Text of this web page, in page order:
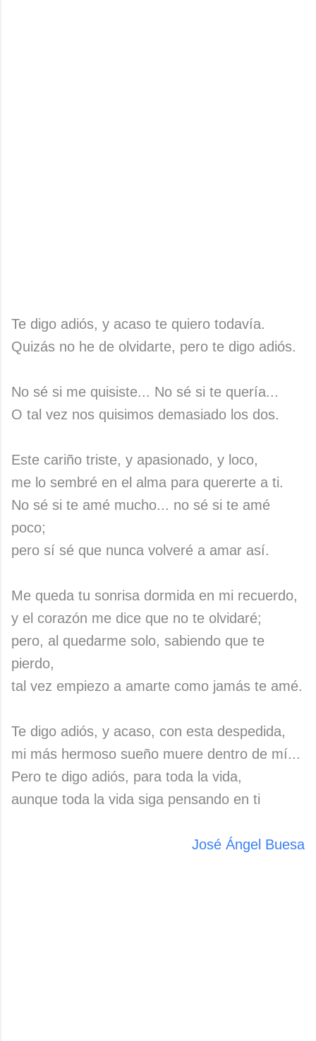
Te digo adiós, y acaso te quiero todavía.
Quizás no he de olvidarte, pero te digo adiós.
No sé si me quisiste... No sé si te quería...
O tal vez nos quisimos demasiado los dos.
Este cariño triste, y apasionado, y loco,
me lo sembré en el alma para quererte a ti.
No sé si te amé mucho... no sé si te amé
poco;
pero sí sé que nunca volveré a amar así.
Me queda tu sonrisa dormida en mi recuerdo,
y el corazón me dice que no te olvidaré;
pero, al quedarme solo, sabiendo que te
pierdo,
tal vez empiezo a amarte como jamás te amé.
Te digo adiós, y acaso, con esta despedida,
mi más hermoso sueño muere dentro de mí...
Pero te digo adiós, para toda la vida,
aunque toda la vida siga pensando en ti
José Ángel Buesa